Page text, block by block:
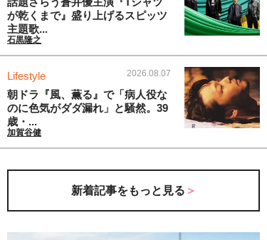
が乾くまで』盛り上げるスピッツ
主題歌...
石黒隆之
Lifestyle 2026.08.07
朝ドラ『風、薫る』で「病人役な
のに色気がダダ漏れ」と騒然。39
歳・...
加賀谷健
新着記事をもっと見る